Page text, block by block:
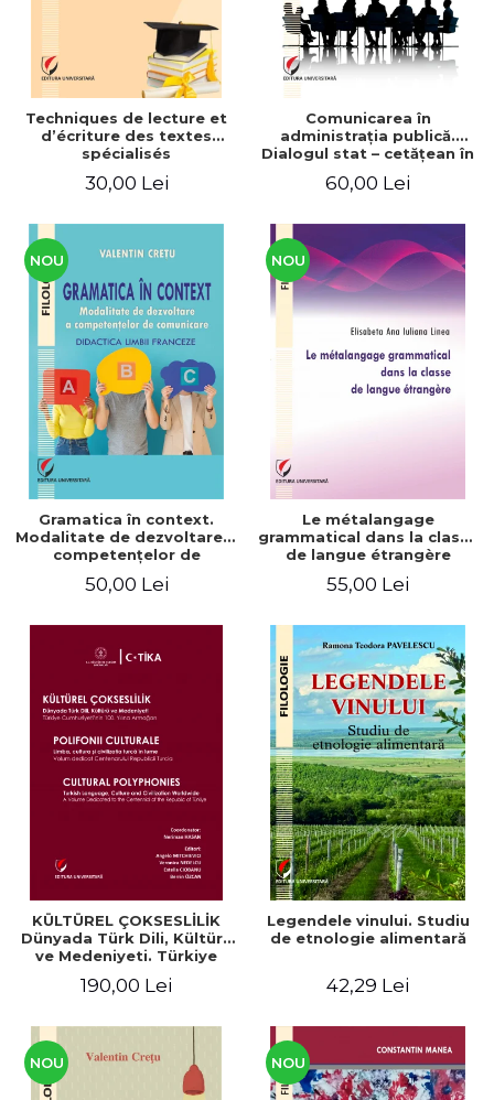
Techniques de lecture et
d’écriture des textes
spécialisés
30,00 Lei
Comunicarea în
administraţia publică.
Dialogul stat – cetăţean în
european / Communication
The state-citizen dialogue
in national and European
context
60,00 Lei
NOU
Gramatica în context.
Modalitate de dezvoltare a
competenţelor de
limbii franceze
50,00 Lei
NOU
Le métalangage
grammatical dans la classe
de langue étrangère
55,00 Lei
KÜLTÜREL ÇOKSESLİLİK
Dünyada Türk Dili, Kültürü
ve Medeniyeti. Türkiye
Armağan/ POLIFONII
și civilizația turcă în lume.
Centenarului
190,00 Lei
Legendele vinului. Studiu
de etnologie alimentară
42,29 Lei
NOU NOU